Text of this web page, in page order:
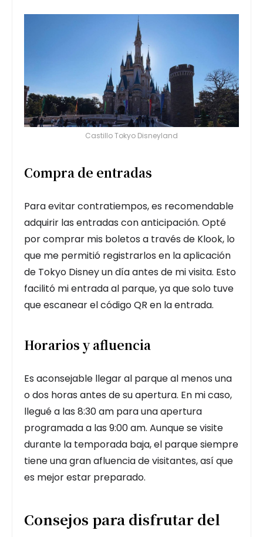
Castillo Tokyo Disneyland
Compra de entradas
Para evitar contratiempos, es recomendable
adquirir las entradas con anticipación. Opté
por comprar mis boletos a través de Klook, lo
que me permitió registrarlos en la aplicación
de Tokyo Disney un día antes de mi visita. Esto
facilitó mi entrada al parque, ya que solo tuve
que escanear el código QR en la entrada.
Horarios y afluencia
Es aconsejable llegar al parque al menos una
o dos horas antes de su apertura. En mi caso,
llegué a las 8:30 am para una apertura
programada a las 9:00 am. Aunque se visite
durante la temporada baja, el parque siempre
tiene una gran afluencia de visitantes, así que
es mejor estar preparado.
Consejos para disfrutar del